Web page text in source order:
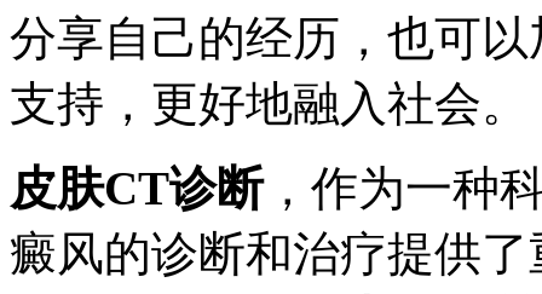
分享自己的经历，也可
支持，更好地融入社会。
皮肤CT诊断，作为一种
癜风的诊断和治疗提供